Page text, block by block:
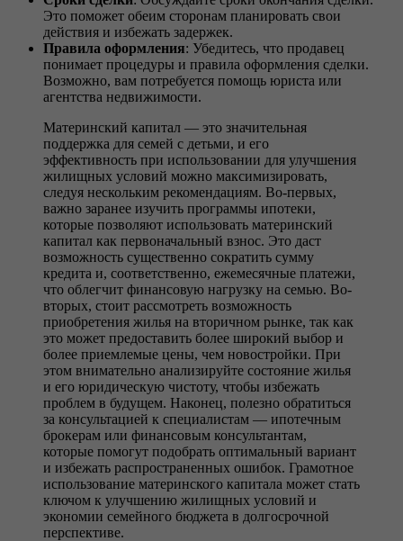
Это поможет обеим сторонам планировать свои
действия и избежать задержек.
Правила оформления: Убедитесь, что продавец
понимает процедуры и правила оформления сделки.
Возможно, вам потребуется помощь юриста или
агентства недвижимости.
Материнский капитал — это значительная
поддержка для семей с детьми, и его
эффективность при использовании для улучшения
жилищных условий можно максимизировать,
следуя нескольким рекомендациям. Во-первых,
важно заранее изучить программы ипотеки,
которые позволяют использовать материнский
капитал как первоначальный взнос. Это даст
возможность существенно сократить сумму
кредита и, соответственно, ежемесячные платежи,
что облегчит финансовую нагрузку на семью. Во-
вторых, стоит рассмотреть возможность
приобретения жилья на вторичном рынке, так как
это может предоставить более широкий выбор и
более приемлемые цены, чем новостройки. При
этом внимательно анализируйте состояние жилья
и его юридическую чистоту, чтобы избежать
проблем в будущем. Наконец, полезно обратиться
за консультацией к специалистам — ипотечным
брокерам или финансовым консультантам,
которые помогут подобрать оптимальный вариант
и избежать распространенных ошибок. Грамотное
использование материнского капитала может стать
ключом к улучшению жилищных условий и
экономии семейного бюджета в долгосрочной
перспективе.